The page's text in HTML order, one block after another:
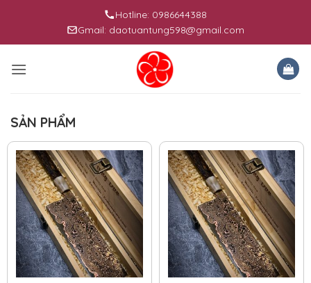
content
Hotline: 0986644388
Gmail: daotuantung598@gmail.com
SẢN PHẨM